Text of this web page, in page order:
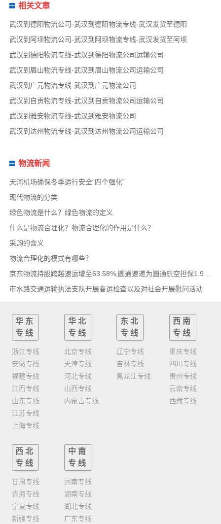
相关文章
武汉到德阳物流公司-武汉到德阳物流专线-武汉发货至德阳
武汉到阿坝物流公司-武汉到阿坝物流专线-武汉发货至阿坝
武汉到德阳物流专线-武汉到德阳物流公司运输公司
武汉到眉山物流专线-武汉到眉山物流公司运输公司
武汉到广元物流专线-武汉到广元物流公司
武汉到自贡物流专线-武汉到自贡物流公司运输公司
武汉到雅安物流专线-武汉到雅安物流公司
武汉到达州物流专线-武汉到达州物流公司运输公司
物流新闻
天河机场确保冬季运行安全“四个强化”
现代物流的分类
绿色物流是什么？绿色物流的定义
什么是物流合理化？物流合理化的作用是什么？
采购的含义
物流合理化的模式有哪些？
市水路交通运输执法支队开展春运检查以及对社会开展慰问活动
华东
专线
浙江专线
安徽专线
福建专线
江西专线
山东专线
江苏专线
上海专线
华北
专线
北京专线
天津专线
河北专线
山西专线
内蒙古专线
东北
专线
辽宁专线
吉林专线
黑龙江专线
西南
专线
重庆专线
四川专线
贵州专线
云南专线
西藏专线
西北
专线
甘肃专线
青海专线
宁夏专线
新疆专线
中南
专线
河南专线
湖南专线
湖北专线
广东专线